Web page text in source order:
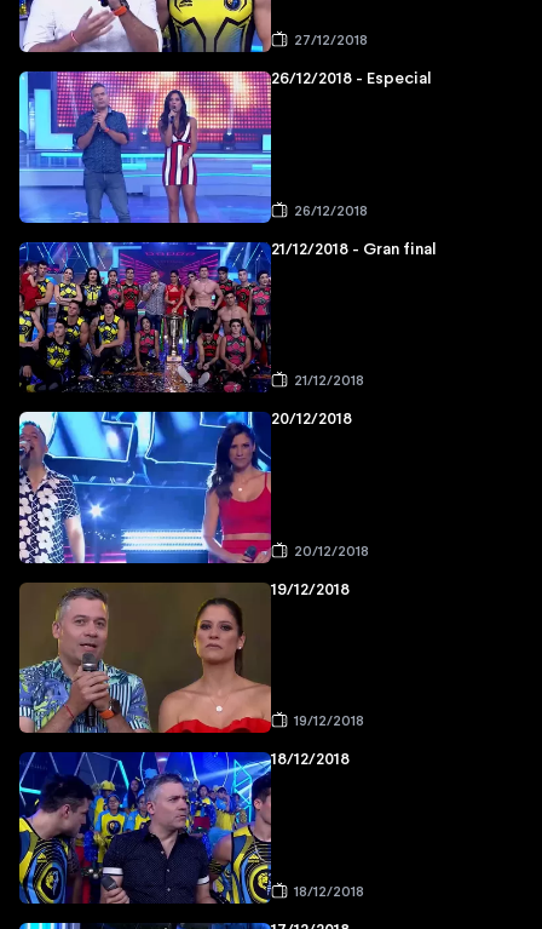
27/12/2018
26/12/2018 - Especial
26/12/2018
21/12/2018 - Gran final
21/12/2018
20/12/2018
20/12/2018
19/12/2018
19/12/2018
18/12/2018
18/12/2018